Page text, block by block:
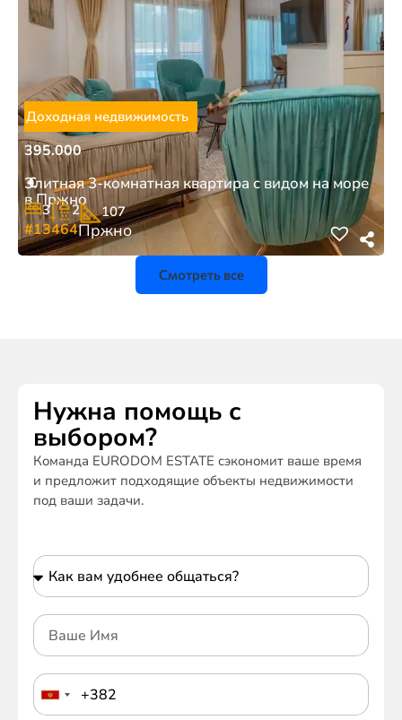
395.000
€
Элитная 3-комнатная квартира с видом на море
в Пржно
3 2 107
#13464Пржно
Доходная недвижимость
Смотреть все
Нужна помощь с
выбором?
Команда EURODOM ESTATE сэкономит ваше время
и предложит подходящие объекты недвижимости
под ваши задачи.